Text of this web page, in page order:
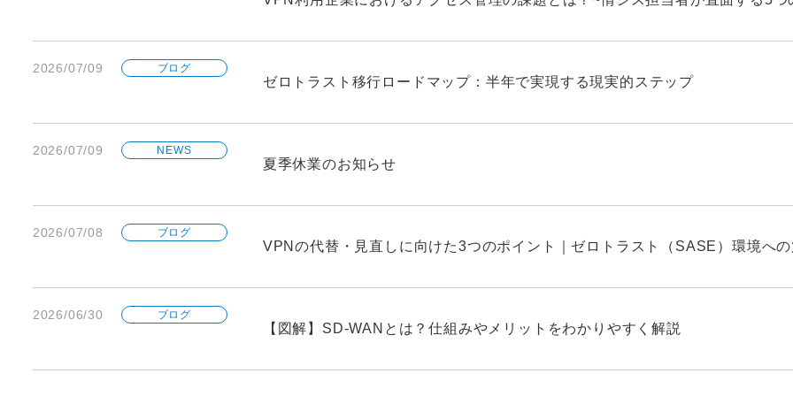
2026/07/09 ブログ
ゼロトラスト移行ロードマップ：半年で実現する現実的ステップ
2026/07/09 NEWS
夏季休業のお知らせ
2026/07/08 ブログ
VPNの代替・見直しに向けた3つのポイント｜ゼロトラスト（SASE）環境へ
2026/06/30 ブログ
【図解】SD-WANとは？仕組みやメリットをわかりやすく解説